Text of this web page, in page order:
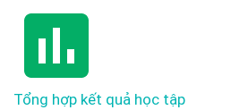
Tổng hợp kết quả học tập